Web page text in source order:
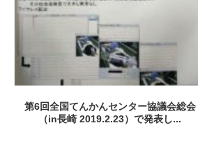
第6回全国てんかんセンター協議会総会
（in長崎 2019.2.23）で発表し...